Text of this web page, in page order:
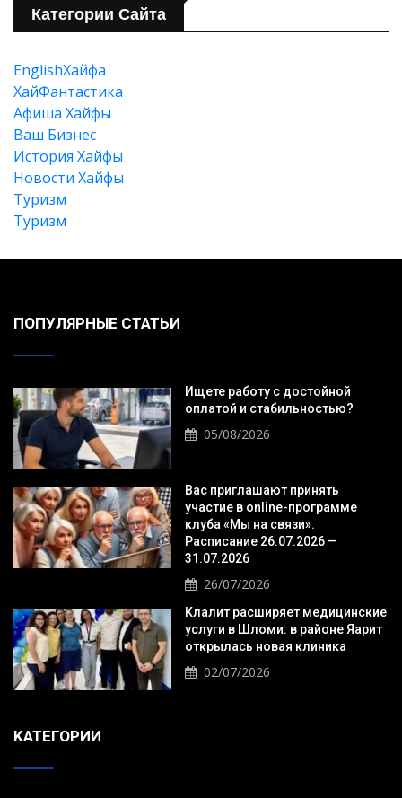
Категории Сайта
EnglishХайфа
XайФантастика
Афиша Хайфы
Ваш Бизнес
История Хайфы
Новости Хайфы
Туризм
Туризм
ПОПУЛЯРНЫЕ СТАТЬИ
Ищете работу с достойной
оплатой и стабильностью?
05/08/2026
Вас приглашают принять
участие в online-программе
клуба «Мы на связи».
Расписание 26.07.2026 —
31.07.2026
26/07/2026
Клалит расширяет медицинские
услуги в Шломи: в районе Яарит
открылась новая клиника
02/07/2026
KАТЕГОРИИ